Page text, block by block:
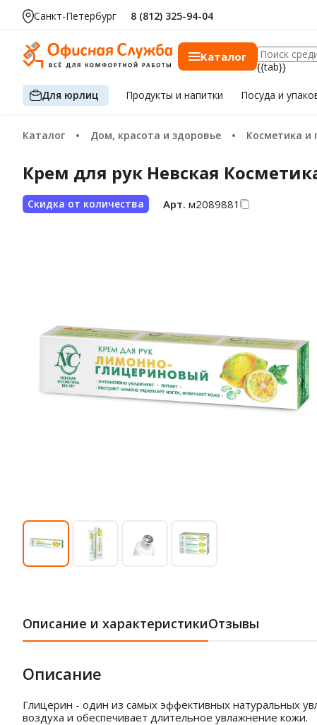
Санкт-Петербург 8 (812) 325-94-04
Каталог
{{tab}}
Для юрлиц Продуктыи напитки Посуда и
Каталог Дом, красота и здоровье Косметика и
Крем для рук Невская
Скидка от количества Арт. м2089881
Описание и характеристикиОтзывы
Описание
Глицерин - один из самых эффективных натуральных
воздуха и обеспечивает длительное увлажнение кожи.